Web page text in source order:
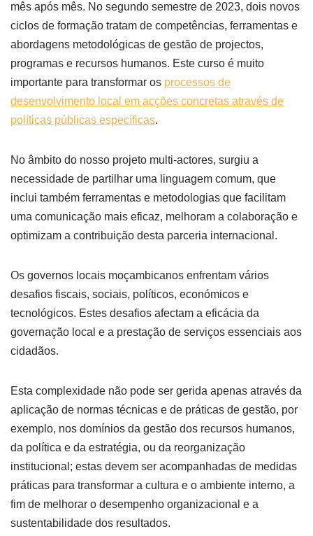
mês após mês. No segundo semestre de 2023, dois novos
ciclos de formação tratam de competências, ferramentas e
abordagens metodológicas de gestão de projectos,
programas e recursos humanos. Este curso é muito
importante para transformar os processos de
desenvolvimento local em acções concretas através de
políticas públicas específicas.
No âmbito do nosso projeto multi-actores, surgiu a
necessidade de partilhar uma linguagem comum, que
inclui também ferramentas e metodologias que facilitam
uma comunicação mais eficaz, melhoram a colaboração e
optimizam a contribuição desta parceria internacional.
Os governos locais moçambicanos enfrentam vários
desafios fiscais, sociais, políticos, económicos e
tecnológicos. Estes desafios afectam a eficácia da
governação local e a prestação de serviços essenciais aos
cidadãos.
Esta complexidade não pode ser gerida apenas através da
aplicação de normas técnicas e de práticas de gestão, por
exemplo, nos domínios da gestão dos recursos humanos,
da política e da estratégia, ou da reorganização
institucional; estas devem ser acompanhadas de medidas
práticas para transformar a cultura e o ambiente interno, a
fim de melhorar o desempenho organizacional e a
sustentabilidade dos resultados.